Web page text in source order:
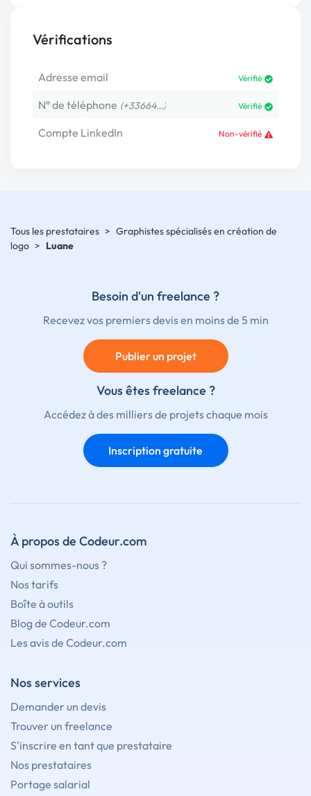
Vérifications
Adresse email Vérifié
N° de téléphone (+33664…) Vérifié
Compte LinkedIn Non-vérifié
Tous les prestataires > Graphistes spécialisés en création de
logo > Luane
Besoin d'un freelance ?
Recevez vos premiers devis en moins de 5 min
Publier un projet
Vous êtes freelance ?
Accédez à des milliers de projets chaque mois
Inscription gratuite
À propos de Codeur.com
Qui sommes-nous ?
Nos tarifs
Boîte à outils
Blog de Codeur.com
Les avis de Codeur.com
Nos services
Demander un devis
Trouver un freelance
S'inscrire en tant que prestataire
Nos prestataires
Portage salarial